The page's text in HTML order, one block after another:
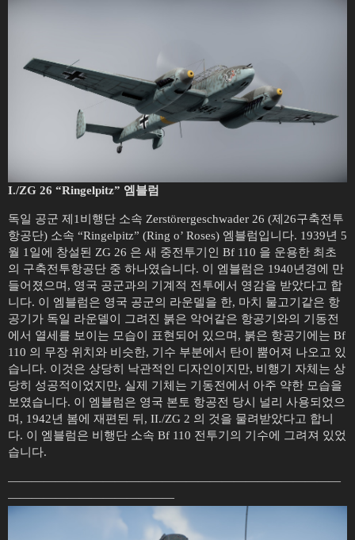
I./ZG 26 “Ringelpitz” 엠블럼
독일 공군 제1비행단 소속 Zerstörergeschwader 26 (제26구축전투
항공단) 소속 “Ringelpitz” (Ring o’ Roses) 엠블럼입니다. 1939년 5
월 1일에 창설된 ZG 26 은 새 중전투기인 Bf 110 을 운용한 최초
의 구축전투항공단 중 하나였습니다. 이 엠블럼은 1940년경에 만
들어졌으며, 영국 공군과의 기계적 전투에서 영감을 받았다고 합
니다. 이 엠블럼은 영국 공군의 라운델을 한, 마치 물고기같은 항
공기가 독일 라운델이 그려진 붉은 악어같은 항공기와의 기동전
에서 열세를 보이는 모습이 표현되어 있으며, 붉은 항공기에는 Bf
110 의 무장 위치와 비슷한, 기수 부분에서 탄이 뿜어져 나오고 있
습니다. 이것은 상당히 낙관적인 디자인이지만, 비행기 자체는 상
당히 성공적이었지만, 실제 기체는 기동전에서 아주 약한 모습을
보였습니다. 이 엠블럼은 영국 본토 항공전 당시 널리 사용되었으
며, 1942년 봄에 재편된 뒤, II./ZG 2 의 것을 물려받았다고 합니
다. 이 엠블럼은 비행단 소속 Bf 110 전투기의 기수에 그려져 있었
습니다.
————————————————————————————
——————————————